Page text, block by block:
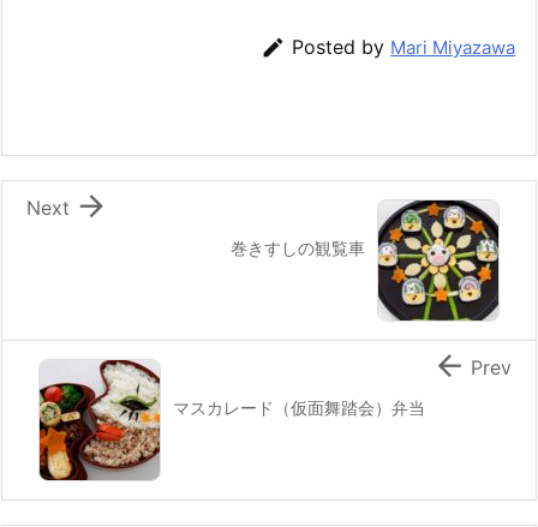
k
a Posted by Mari Miyazawa
巻きすしの観覧車

Next
マスカレード（仮面舞踏会）弁当
 Prev